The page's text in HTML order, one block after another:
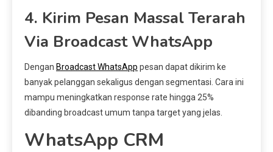
4. Kirim Pesan Massal Terarah
Via Broadcast WhatsApp
Dengan Broadcast WhatsApp pesan dapat dikirim ke
banyak pelanggan sekaligus dengan segmentasi. Cara ini
mampu meningkatkan response rate hingga 25%
dibanding broadcast umum tanpa target yang jelas.
WhatsApp CRM